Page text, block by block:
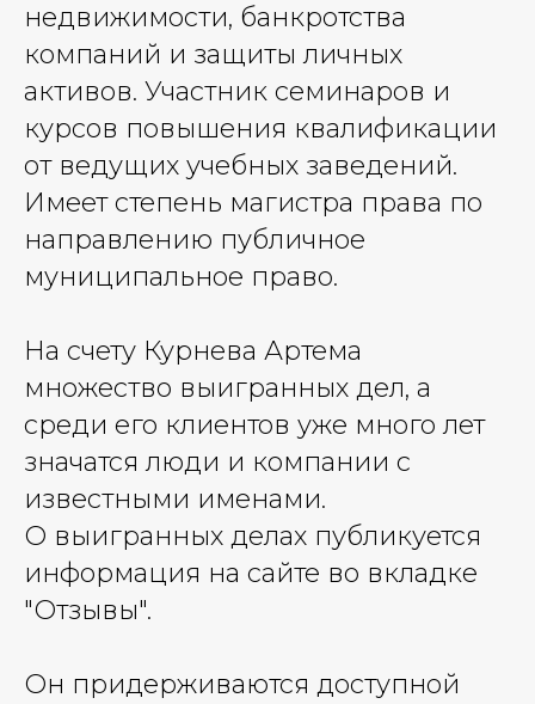
недвижимости, банкротства
компаний и защиты личных
активов. Участник семинаров и
курсов повышения квалификации
от ведущих учебных заведений.
Имеет степень магистра права по
направлению публичное
муниципальное право.
На счету Курнева Артема
множество выигранных дел, а
среди его клиентов уже много лет
значатся люди и компании с
известными именами.
О выигранных делах публикуется
информация на сайте во вкладке
"Отзывы".
Он придерживаются доступной